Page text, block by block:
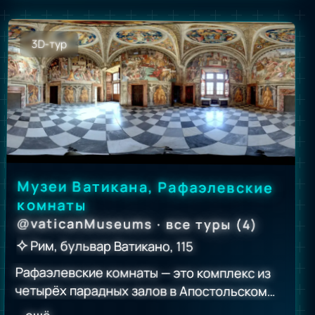
наполеоновских войн.
3D-тур
Музеи Ватикана, Рафаэлевские
комнаты
@vaticanMuseums · все туры (4)
Рим, бульвар Ватикано, 115
Рафаэлевские комнаты — это комплекс из
четырёх парадных залов в Апостольском
дворце Ватикана, украшенных фресками